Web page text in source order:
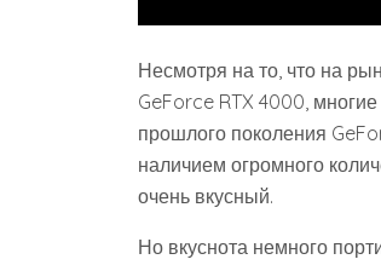
Несмотря на то, что на
GeForce RTX 4000,
прошлого поколения
наличием огромного
очень вкусный.
Но вкуснота немного